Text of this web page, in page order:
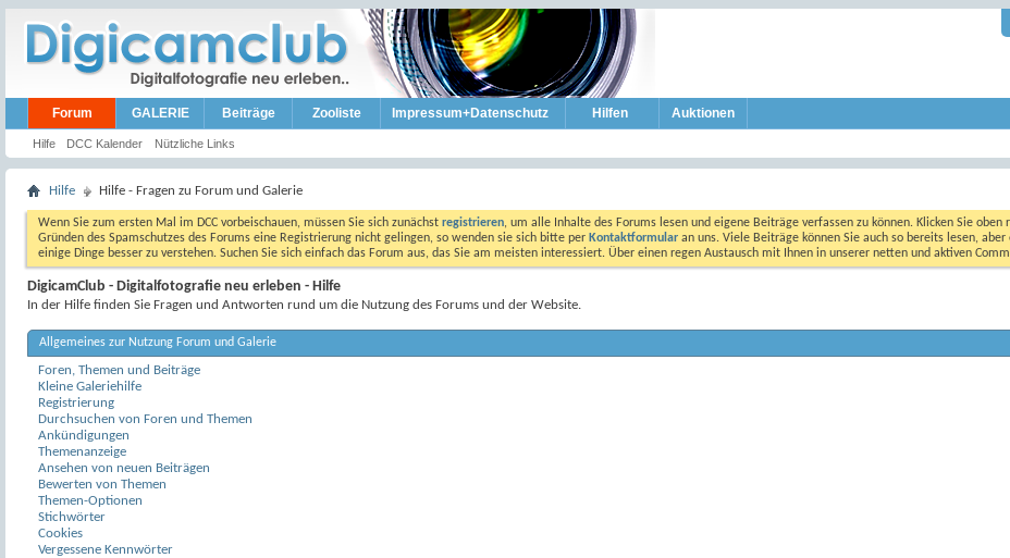
Forum
Hilfe DCC Kalender Nützliche Links
GALERIE Beiträge Zooliste Impressum+Datenschutz Hilfen Auktionen
Hilfe Hilfe - Fragen zu Forum und Galerie
Wenn Sie zum ersten Mal im DCC vorbeischauen, müssen Sie sich zunächst registrieren, um alle Inhalte des Forums lesen und eigene Beiträge verfassen zu können. Klicken Sie
Gründen des Spamschutzes des Forums eine Registrierung nicht gelingen, so wenden sie sich bitte per Kontaktformular an uns. Viele Beiträge können Sie auch so bereits lesen,
einige Dinge besser zu verstehen. Suchen Sie sich einfach das Forum aus, das Sie am meisten interessiert. Über einen regen Austausch mit Ihnen in unserer netten und aktiven
DigicamClub - Digitalfotografie neu erleben - Hilfe
In der Hilfe finden Sie Fragen und Antworten rund um die Nutzung des Forums und der Website.
Allgemeines zur Nutzung Forum und Galerie
Foren, Themen und Beiträge
Kleine Galeriehilfe
Registrierung
Durchsuchen von Foren und Themen
Ankündigungen
Themenanzeige
Ansehen von neuen Beiträgen
Bewerten von Themen
Themen-Optionen
Stichwörter
Cookies
Vergessene Kennwörter